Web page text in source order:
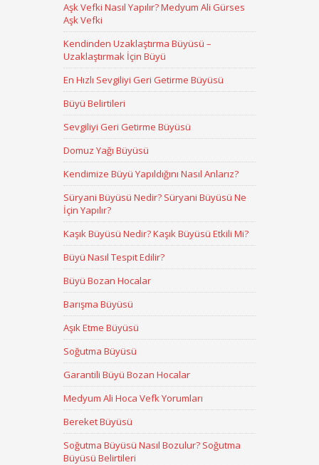
Aşk Vefki Nasıl Yapılır? Medyum Ali Gürses
Aşk Vefki
Kendinden Uzaklaştırma Büyüsü –
Uzaklaştırmak İçin Büyü
En Hızlı Sevgiliyi Geri Getirme Büyüsü
Büyü Belirtileri
Sevgiliyi Geri Getirme Büyüsü
Domuz Yağı Büyüsü
Kendimize Büyü Yapıldığını Nasıl Anlarız?
Süryani Büyüsü Nedir? Süryani Büyüsü Ne
İçin Yapılır?
Kaşık Büyüsü Nedir? Kaşık Büyüsü Etkili Mi?
Büyü Nasıl Tespit Edilir?
Büyü Bozan Hocalar
Barışma Büyüsü
Aşık Etme Büyüsü
Soğutma Büyüsü
Garantili Büyü Bozan Hocalar
Medyum Ali Hoca Vefk Yorumları
Bereket Büyüsü
Soğutma Büyüsü Nasıl Bozulur? Soğutma
Büyüsü Belirtileri